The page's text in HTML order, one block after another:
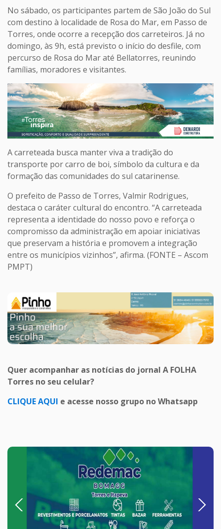
No sábado, os participantes partem de São João do Sul
com destino à localidade de Rosa do Mar, em Passo de
Torres, onde ocorre a recepção dos carreteiros. Já no
domingo, às 9h, está previsto o início do desfile, com
percurso de Rosa do Mar até Bellatorres, reunindo
famílias, moradores e visitantes.
A carreteada busca manter viva a tradição do
transporte por carro de boi, símbolo da cultura e da
formação das comunidades do sul catarinense.
O prefeito de Passo de Torres, Valmir Rodrigues,
destaca o caráter cultural do encontro. “A carreteada
representa a identidade do nosso povo e reforça o
compromisso da administração em apoiar iniciativas
que preservam a história e promovem a integração
entre os municípios vizinhos”, afirma. (FONTE – Ascom
PMPT)
Quer acompanhar as notícias do jornal A FOLHA
Torres no seu celular?
CLIQUE AQUI e acesse nosso grupo no Whatsapp
Previous Next